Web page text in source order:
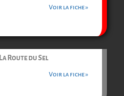
Voir la fiche »
La Route du Sel
Voir la fiche »